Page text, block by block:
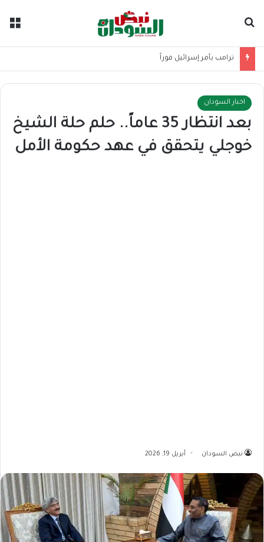
ترامب يأمر إسرائيل فوراً
اخبار السودان
بعد انتظار 35 عاماً.. حلم حلة الشيخ
خوجلي يتحقق في عهد حكومة الأمل
نبض السودان أبريل 19, 2026